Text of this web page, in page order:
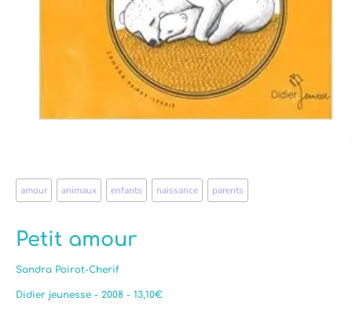
amour animaux enfants naissance parents
Petit amour
Sandra Poirot-Cherif
Didier jeunesse - 2008 - 13,10€